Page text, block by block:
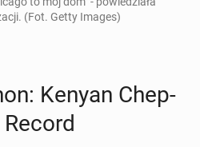
(Fot. Getty Images)
Kenyan Chep­